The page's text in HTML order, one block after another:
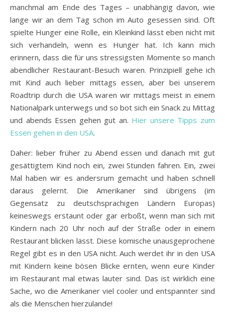
manchmal am Ende des Tages – unabhängig davon, wie
lange wir an dem Tag schon im Auto gesessen sind. Oft
spielte Hunger eine Rolle, ein Kleinkind lässt eben nicht mit
sich verhandeln, wenn es Hunger hat. Ich kann mich
erinnern, dass die für uns stressigsten Momente so manch
abendlicher Restaurant-Besuch waren. Prinzipiell gehe ich
mit Kind auch lieber mittags essen, aber bei unserem
Roadtrip durch die USA waren wir mittags meist in einem
Nationalpark unterwegs und so bot sich ein Snack zu Mittag
und abends Essen gehen gut an. Hier unsere Tipps zum
Essen gehen in den USA.
Daher: lieber früher zu Abend essen und danach mit gut
gesättigtem Kind noch ein, zwei Stunden fahren. Ein, zwei
Mal haben wir es andersrum gemacht und haben schnell
daraus gelernt. Die Amerikaner sind übrigens (im
Gegensatz zu deutschsprachigen Ländern Europas)
keineswegs erstaunt oder gar erboßt, wenn man sich mit
Kindern nach 20 Uhr noch auf der Straße oder in einem
Restaurant blicken lässt. Diese komische unausgeprochene
Regel gibt es in den USA nicht. Auch werdet ihr in den USA
mit Kindern keine bösen Blicke ernten, wenn eure Kinder
im Restaurant mal etwas lauter sind. Das ist wirklich eine
Sache, wo die Amerikaner viel cooler und entspannter sind
als die Menschen hierzulande!